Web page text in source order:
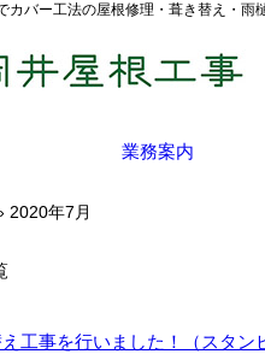
カバー工法の屋根修理・葺き替え・雨
業務案内
2020年7月
工事を行いました！（スタン